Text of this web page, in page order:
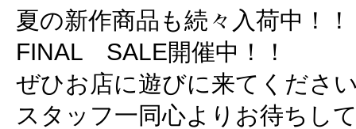
夏の新作商品も続々入荷中！！
FINAL SALE開催中！！
ぜひお店に遊びに来てくださ
スタッフ一同心よりお待ちし